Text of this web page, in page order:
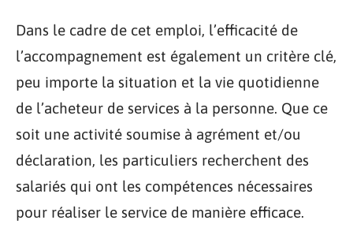
Dans le cadre de cet emploi, l’efficacité de
l’accompagnement est également un critère clé,
peu importe la situation et la vie quotidienne
de l’acheteur de services à la personne. Que ce
soit une activité soumise à agrément et/ou
déclaration, les particuliers recherchent des
salariés qui ont les compétences nécessaires
pour réaliser le service de manière efficace.